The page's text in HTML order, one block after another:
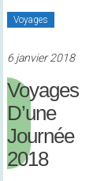
Voyages
6 janvier 2018
Voyages
D’une
Journée
2018